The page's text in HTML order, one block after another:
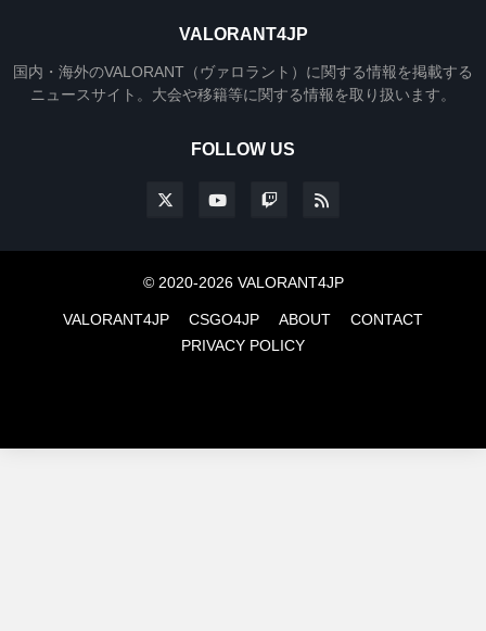
VALORANT4JP
国内・海外のVALORANT（ヴァロラント）に関する情報を掲載する
ニュースサイト。大会や移籍等に関する情報を取り扱います。
FOLLOW US
© 2020-2026 VALORANT4JP
VALORANT4JP CSGO4JP ABOUT
CONTACT
PRIVACY POLICY